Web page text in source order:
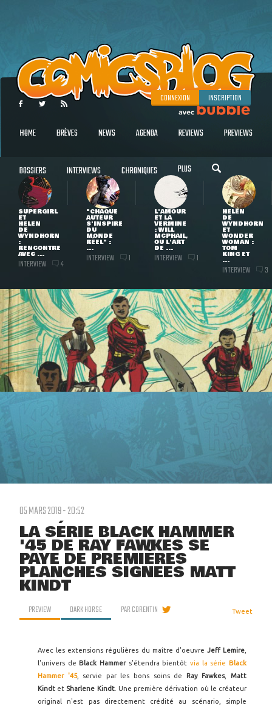
CONNEXION INSCRIPTION
HOME BRÈVES NEWS AGENDA REVIEWS PREVIEWS
DOSSIERS INTERVIEWS CHRONIQUES PLUS
SUPERGIRL
ET
HELEN
DE
WYNDHORN
:
RENCONTRE
AVEC ...
INTERVIEW 4
"CHAQUE
AUTEUR
S'INSPIRE
DU
MONDE
RÉEL" :
...
INTERVIEW 1
L'AMOUR
ET LA
VERMINE
: WILL
MCPHAIL,
OU L'ART
DE ...
INTERVIEW 1
HELEN
DE
WYNDHORN
ET
WONDER
WOMAN :
TOM
KING ET
...
INTERVIEW 3
05 MARS 2019 - 20:52
LA SÉRIE BLACK HAMMER
'45 DE RAY FAWKES SE
PAYE DE PREMIÈRES
PLANCHES SIGNÉES MATT
KINDT
PREVIEW DARK HORSE PARCORENTIN Tweet
Avec les extensions régulières du maître d'oeuvre Jeff Lemire
l'univers de Black Hammers'étendra bientôtvia la sérieBlack
Hammer '45, servie par les bons soins de Ray Fawkes,Matt
Kindt et Sharlene Kindt. Une première dérivation où le créateur
original n'est pas directement crédité au scénario, simple